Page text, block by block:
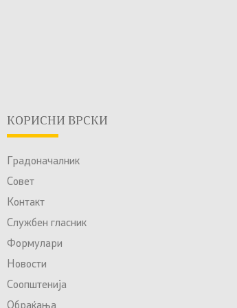
КОРИСНИ ВРСКИ
Градоначалник
Совет
Контакт
Службен гласник
Формулари
Новости
Соопштенија
Обраќања